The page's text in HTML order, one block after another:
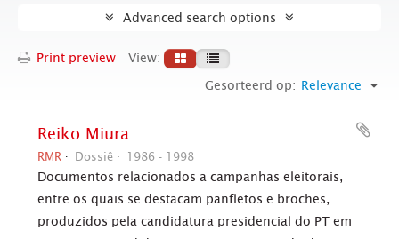
Advanced search options
Print preview
View:
Gesorteerd op: Relevance
Reiko Miura
RMR Dossiê 1986 - 1998
Documentos relacionados a campanhas eleitorais,
entre os quais se destacam panfletos e broches,
produzidos pela candidatura presidencial do PT em